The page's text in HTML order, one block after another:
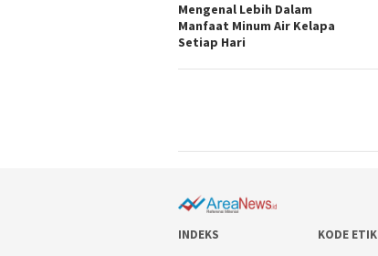
Mengenal Lebih Dalam
Manfaat Minum Air Kelapa
Setiap Hari
INDEKS KODE ETIK